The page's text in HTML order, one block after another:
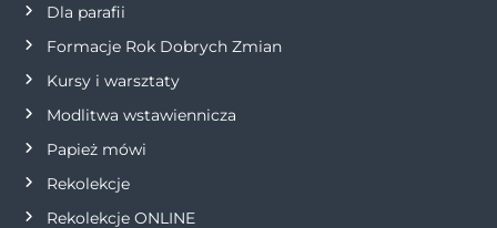
w
p
i
s
Dla parafii
Formacje Rok Dobrych Zmian
Kursy i warsztaty
Modlitwa wstawiennicza
Papież mówi
Rekolekcje
Rekolekcje ONLINE